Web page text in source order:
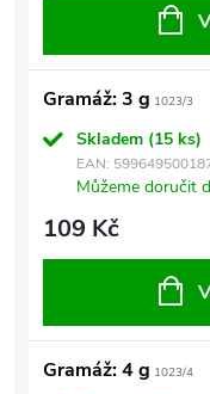
Gramáž: 3 g 1023/3
Skladem (15 ks)
EAN:
Můžeme doručit
109 Kč
Gramáž: 4 g 1023/4